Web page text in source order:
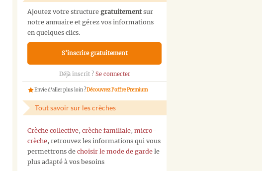
Ajoutez votre structure gratuitementsur
notre annuaire et gérez vos informations
en quelques clics.
S'inscrire gratuitement
Déjà inscrit ? Se connecter
Envie d'aller plus loin ?Découvrez l'offre Premium
Tout savoir sur les crèches
Crèche collective, crèche familiale, micro-
crèche, retrouvez les informations qui vous
permettrons de choisir le mode de garde le
plus adapté à vos besoins